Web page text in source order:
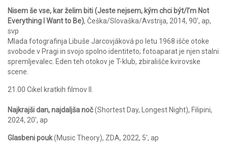
Nisem še vse, kar želim biti (Jeste nejsem, kým chci být/I’m Not
Everything I Want to Be), Češka/Slovaška/Avstrija, 2014, 90’, ap,
svp
Mlada fotografinja Libuše Jarcovjáková po letu 1968 išče otoke
svobode v Pragi in svojo spolno identiteto; fotoaparat je njen stalni
spremljevalec. Eden teh otokov je T-klub, zbirališče kvirovske
scene.
21.00 Cikel kratkih filmov II.
Najkrajši dan, najdaljša noč(Shortest Day, Longest Night), Filipini,
2024, 20′, ap
Glasbeni pouk(Music Theory), ZDA, 2022, 5′, ap